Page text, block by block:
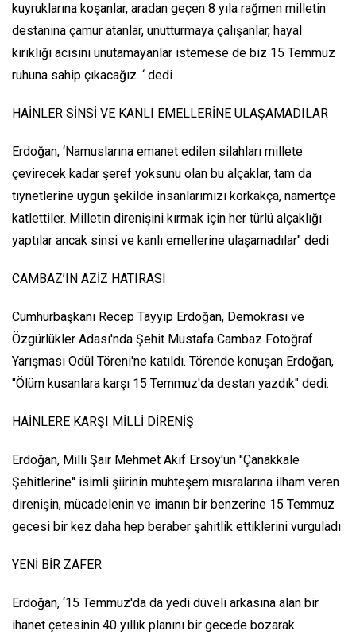
kuyruklarına koşanlar, aradan geçen 8 yıla rağmen milletin
destanına çamur atanlar, unutturmaya çalışanlar, hayal
kırıklığı acısını unutamayanlar istemese de biz 15 Temmuz
ruhuna sahip çıkacağız. ‘ dedi
HAİNLER SİNSİ VE KANLI EMELLERİNE ULAŞAMADILAR
Erdoğan, ‘Namuslarına emanet edilen silahları millete
çevirecek kadar şeref yoksunu olan bu alçaklar, tam da
tıynetlerine uygun şekilde insanlarımızı korkakça, namertçe
katlettiler. Milletin direnişini kırmak için her türlü alçaklığı
yaptılar ancak sinsi ve kanlı emellerine ulaşamadılar" dedi
CAMBAZ’IN AZİZ HATIRASI
Cumhurbaşkanı Recep Tayyip Erdoğan, Demokrasi ve
Özgürlükler Adası'nda Şehit Mustafa Cambaz Fotoğraf
Yarışması Ödül Töreni'ne katıldı. Törende konuşan Erdoğan,
"Ölüm kusanlara karşı 15 Temmuz'da destan yazdık" dedi.
HAİNLERE KARŞI MİLLİ DİRENİŞ
Erdoğan, Milli Şair Mehmet Akif Ersoy'un ''Çanakkale
Şehitlerine'' isimli şiirinin muhteşem mısralarına ilham veren
direnişin, mücadelenin ve imanın bir benzerine 15 Temmuz
gecesi bir kez daha hep beraber şahitlik ettiklerini vurguladı
YENİ BİR ZAFER
Erdoğan, ‘15 Temmuz'da da yedi düveli arkasına alan bir
ihanet çetesinin 40 yıllık planını bir gecede bozarak